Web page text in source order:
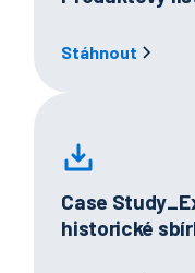
Stáhnout
Case
historické